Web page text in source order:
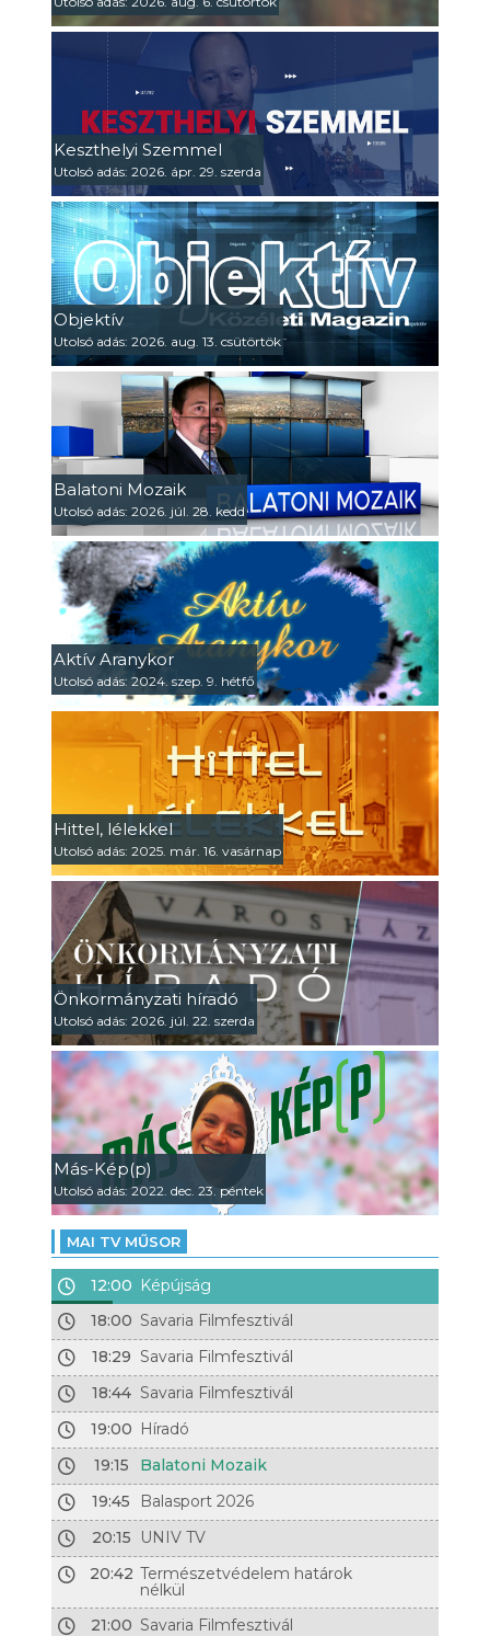
Keszthelyi Szemmel
Utolsó adás: 2026. ápr. 29. szerda
Objektív
Utolsó adás: 2026. aug. 13. csütörtök
Balatoni Mozaik
Utolsó adás: 2026. júl. 28. kedd
Aktív Aranykor
Utolsó adás: 2024. szep. 9. hétfő
Hittel, lélekkel
Utolsó adás: 2025. már. 16. vasárnap
Önkormányzati híradó
Utolsó adás: 2026. júl. 22. szerda
Más-Kép(p)
Utolsó adás: 2022. dec. 23. péntek
MAI TV MŰSOR
12:00 Képújság
18:00 Savaria Filmfesztivál
18:29 Savaria Filmfesztivál
18:44 Savaria Filmfesztivál
19:00 Híradó
19:15
Balatoni Mozaik
19:45
Balasport 2026
20:15
UNIV TV
20:42 Természetvédelem határok
nélkül
21:00 Savaria Filmfesztivál